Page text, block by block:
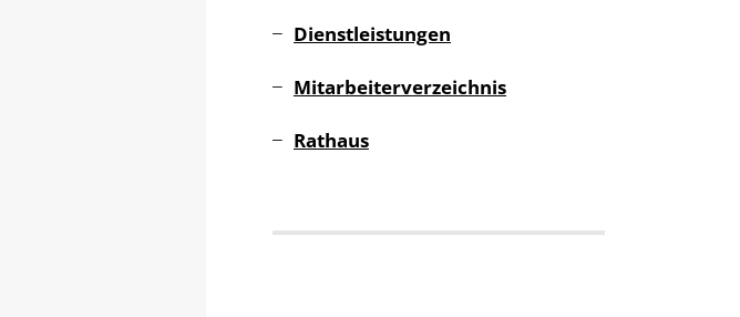
Dienstleistungen
Mitarbeiterverzeichnis
Rathaus